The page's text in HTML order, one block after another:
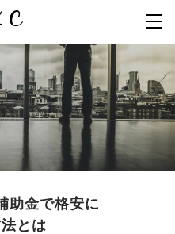
C
助金で格安に
とは